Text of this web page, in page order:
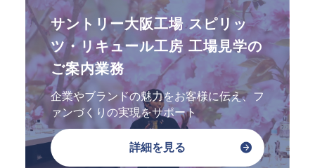
文化・芸術振興や地域活性化
文化施設運営
指定管理
文化施設コンサルティング
事業企画制作
文化施策策定支援
サービスDX・デジタル活用
サントリー大阪工場 スピリッ
ツ・リキュール工房 工場見学の
ご案内業務
企業やブランドの魅力をお客様に伝え、フ
ァンづくりの実現をサポート
詳細を見る